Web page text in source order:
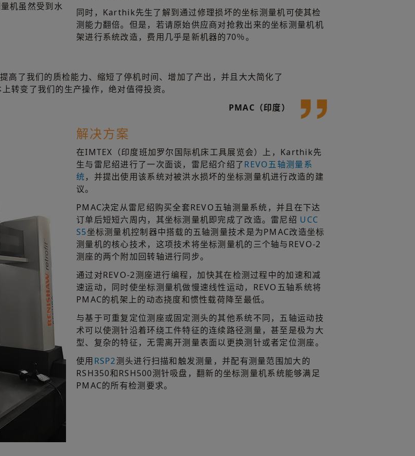
机虽然受到水
同时，Karthik先生了解到通过修理损坏的坐标测量机可使其检
测能力翻倍。但是，若请原始供应商对抢救出来的坐标测量机机
架进行系统改造，费用几乎是新机器的70％。
高了我们的质检能力、缩短了停机时间、增加了产出，并且大大简化了
转变了我们的生产操作，绝对值得投资。
PMAC（印度）
解决方案
在IMTEX（印度班加罗尔国际机床工具展览会）上，Karthik先
生与雷尼绍进行了一次面谈，雷尼绍介绍了REVO五轴测量系
统，并提出使用该系统对被洪水损坏的坐标测量机进行改造的建
议。
PMAC决定从雷尼绍购买全套REVO五轴测量系统，并且在下达
订单后短短六周内，其坐标测量机即完成了改造。雷尼绍 UCC
S5坐标测量机控制器中搭载的五轴测量技术是为PMAC改造坐标
测量机的核心技术，这项技术将坐标测量机的三个轴与REVO-2
测座的两个附加回转轴进行同步。
通过对REVO-2测座进行编程，加快其在检测过程中的加速和减
速运动，同时使坐标测量机做慢速线性运动，REVO五轴系统将
PMAC的机架上的动态挠度和惯性载荷降至最低。
与基于可重复定位测座或固定测头的其他系统不同，五轴运动技
术可以使测针沿着环绕工件特征的连续路径测量，甚至是极为大
型、复杂的特征，无需离开测量表面以更换测针或者定位测座。
使用 RSP2测头进行扫描和触发测量，并配有测量范围加大的
RSH350和RSH500测针吸盘，翻新的坐标测量机系统能够满足
PMAC的所有检测要求。